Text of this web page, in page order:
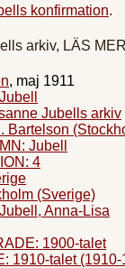
konfirmation.
arkiv, LÄS
, maj 1911
Jubells arkiv
Bartelson
Jubell
4
(Sverige)
Anna-Lisa
1900-talet
1910-talet (1910-